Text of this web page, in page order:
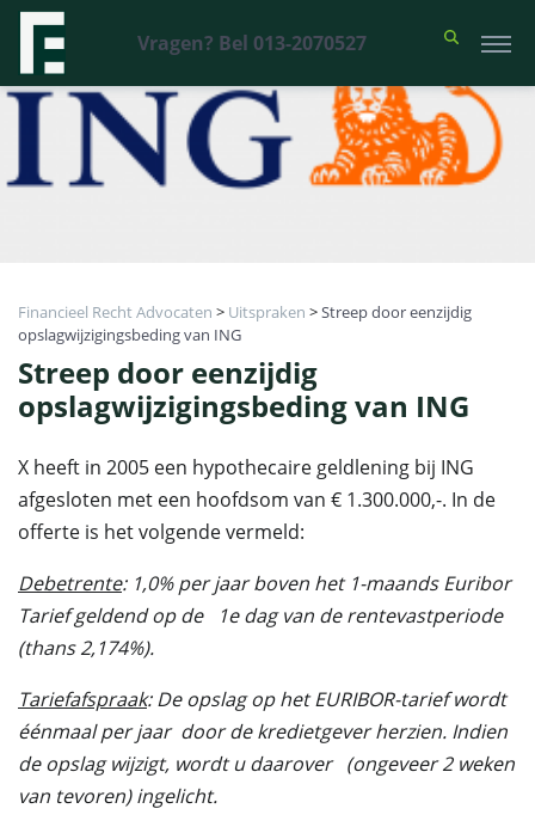
Vragen? Bel 013-2070527
Financieel Recht Advocaten > Uitspraken >Streep door eenzijdig
opslagwijzigingsbeding van ING
Streep door eenzijdig
opslagwijzigingsbeding van ING
X heeft in 2005 een hypothecaire geldlening bij ING
afgesloten met een hoofdsom van € 1.300.000,-. In de
offerte is het volgende vermeld:
Debetrente: 1,0% per jaar boven het 1-maands Euribor
Tarief geldend op de
1e dag van de rentevastperiode
(thans 2,174%).
Tariefafspraak: De opslag op het EURIBOR-tarief wordt
éénmaal per jaar door de kredietgever herzien. Indien
de opslag wijzigt, wordt u daarover (ongeveer 2 weken
van tevoren) ingelicht.